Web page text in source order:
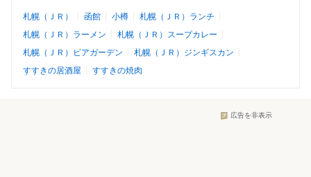
札幌（ＪＲ） 函館 小樽
札幌（ＪＲ）ランチ
札幌（ＪＲ）ラーメン
札幌（ＪＲ）スープカレー
札幌（ＪＲ）ビアガーデン
札幌（ＪＲ）ジンギスカン
すすきの居酒屋
すすきの焼肉
広告を非表示